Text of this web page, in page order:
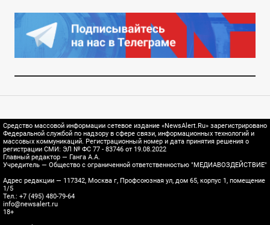
Средство массовой информации сетевое издание «NewsAlert.Ru» зарегистрировано
Федеральной службой по надзору в сфере связи, информационных технологий и
массовых коммуникаций. Регистрационный номер и дата принятия решения о
регистрации СМИ: ЭЛ № ФС 77 - 83746 от 19.08.2022
Главный редактор — Ганга А.А.
Учредитель — Общество с ограниченной ответственностью "МЕДИАВОЗДЕЙСТВИЕ"
Адрес редакции — 117342, Москва г, Профсоюзная ул, дом 65, корпус 1, помещение
1/5
Тел.: +7 (495) 480-79-64
info@newsalert.ru
18+